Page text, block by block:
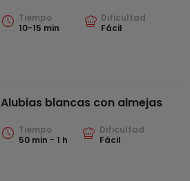
Tiempo
10-15 min
Dificultad
Fácil
Alubias blancas con almejas
Tiempo
50 min - 1 h
Dificultad
Fácil